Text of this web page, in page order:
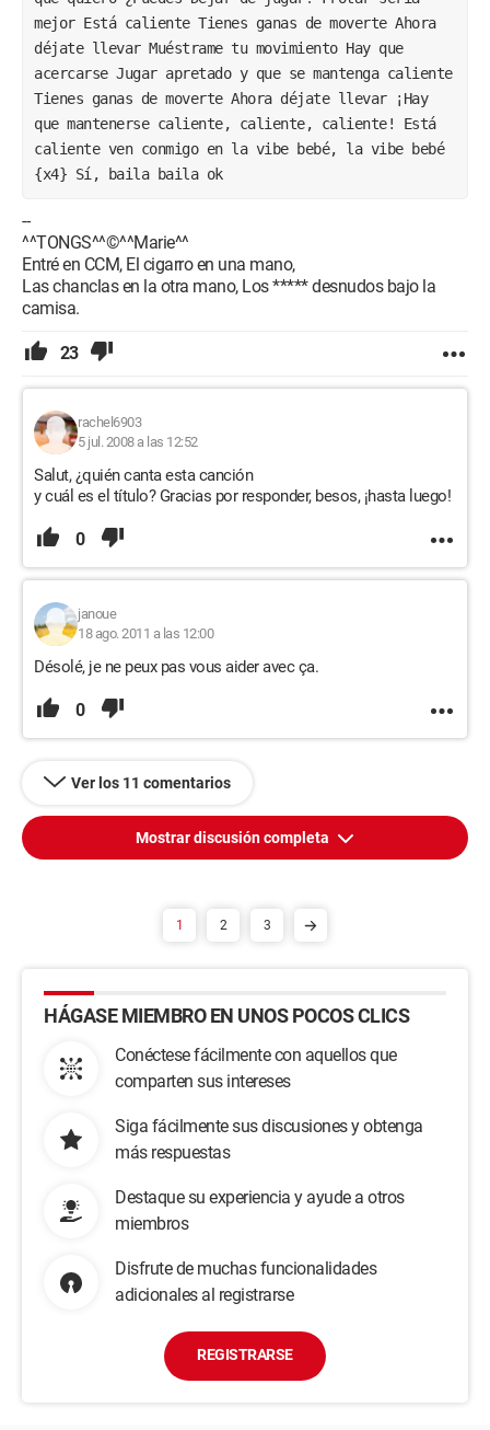
mejor Está caliente Tienes ganas de moverte Ahora
déjate llevar Muéstrame tu movimiento Hay que
acercarse Jugar apretado y que se mantenga caliente
Tienes ganas de moverte Ahora déjate llevar ¡Hay
que mantenerse caliente, caliente, caliente! Está
caliente ven conmigo en la vibe bebé, la vibe bebé
{x4} Sí, baila baila ok
--
^^TONGS^^©^^Marie^^
Entré en CCM, El cigarro en una mano,
Las chanclas en la otra mano, Los ***** desnudos bajo la
camisa.
23
rachel6903
5 jul. 2008 a las 12:52
Salut, ¿quién canta esta canción
y cuál es el título? Gracias por responder, besos, ¡hasta luego!
0
janoue
18 ago. 2011 a las 12:00
Désolé, je ne peux pas vous aider avec ça.
0
Ver los 11 comentarios
Mostrar discusión completa
1 2 3
HÁGASE MIEMBRO EN UNOS POCOS CLICS
Conéctese fácilmente con aquellos que
comparten sus intereses
Siga fácilmente sus discusiones y obtenga
más respuestas
Destaque su experiencia y ayude a otros
miembros
Disfrute de muchas funcionalidades
adicionales al registrarse
REGISTRARSE